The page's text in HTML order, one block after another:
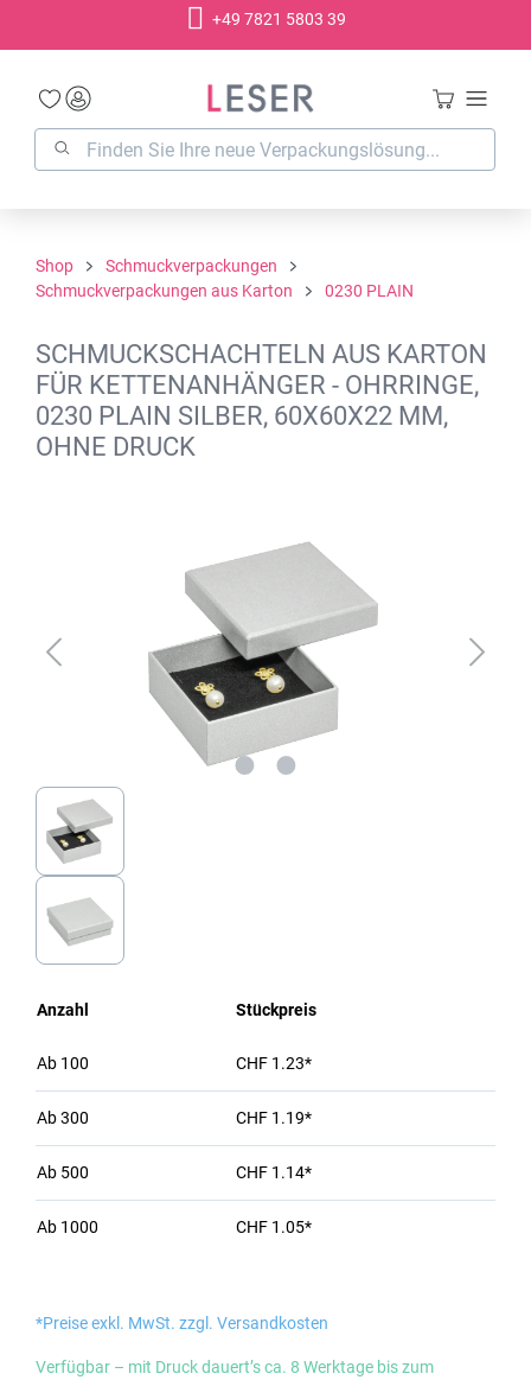
+49 7821 5803 39
Shop
Schmuckverpackungen
Schmuckverpackungen aus Karton
0230 PLAIN
SCHMUCKSCHACHTELN AUS KARTON
FÜR KETTENANHÄNGER - OHRRINGE,
0230 PLAIN SILBER, 60X60X22 MM,
OHNE DRUCK
Anzahl Stückpreis
Ab 100 CHF 1.23*
Ab300 CHF 1.19*
Ab 500 CHF 1.14*
Ab 1000 CHF 1.05*
*Preise exkl. MwSt. zzgl. Versandkosten
Verfügbar – mit Druck dauert’s ca. 8 Werktage bis zum